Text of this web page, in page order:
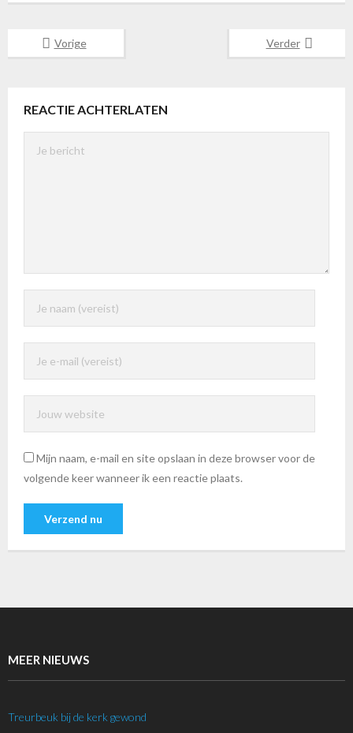
Vorige Verder
REACTIE ACHTERLATEN
Mijn naam, e-mail en site opslaan in deze browser voor de
volgende keer wanneer ik een reactie plaats.
MEER NIEUWS
Treurbeuk bij de kerk gewond